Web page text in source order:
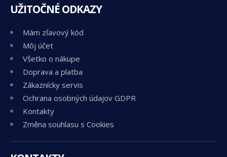
UŽITOČNÉ ODKAZY
Mám zľavový kód
Môj účet
Všetko o nákupe
Doprava a platba
Zákaznícky servis
Ochrana osobných údajov GDPR
Kontakty
Změna souhlasu s Cookies